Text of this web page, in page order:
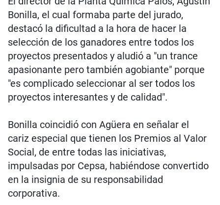
Bonilla, el cual formaba parte del jurado,
destacó la dificultad a la hora de hacer la
selección de los ganadores entre todos los
proyectos presentados y aludió a "un trance
apasionante pero también agobiante" porque
"es complicado seleccionar al ser todos los
proyectos interesantes y de calidad".
Bonilla coincidió con Agüera en señalar el
cariz especial que tienen los Premios al Valor
Social, de entre todas las iniciativas,
impulsadas por Cepsa, habiéndose convertido
en la insignia de su responsabilidad
corporativa.